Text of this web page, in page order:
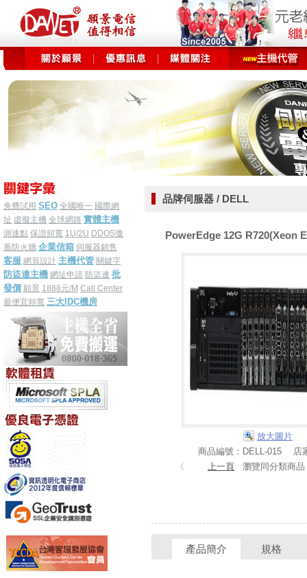
免費試用 SEO 全國唯一 國際網
址 虛擬主機 全球網路 實體主機
測速點 保證頻寬 1U/2U DDOS傲
盾防火牆 企業信箱 伺服器銷售
客服 網頁設計 主機代管 關鍵字
防盜連主機 網址申請 防盜連 批
發價 願景 1888元/M Call Center
最便宜頻寬 三大IDC機房
品牌伺服器 / DELL
PowerEdge 12G R720(Xeon
放大圖片
商品編號：DELL-015 店
〈
上一頁 瀏覽同分類商
產品簡介 規格